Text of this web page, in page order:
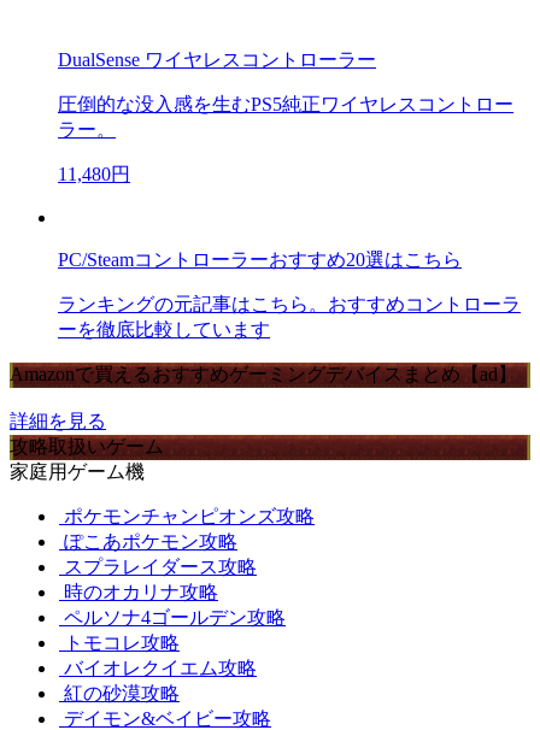
DualSense ワイヤレスコントローラー
圧倒的な没入感を生むPS5純正ワイヤレスコントロー
ラー。
11,480円
PC/Steamコントローラーおすすめ20選はこちら
ランキングの元記事はこちら。おすすめコントローラ
ーを徹底比較しています
Amazonで買えるおすすめゲーミングデバイスまとめ【ad】
詳細を見る
攻略取扱いゲーム
家庭用ゲーム機
ポケモンチャンピオンズ攻略
ぽこあポケモン攻略
スプラレイダース攻略
時のオカリナ攻略
ペルソナ4ゴールデン攻略
トモコレ攻略
バイオレクイエム攻略
紅の砂漠攻略
デイモン&ベイビー攻略